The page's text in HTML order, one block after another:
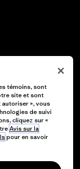
témoins, sont
site et sont
», vous
de suivi
cliquez sur «
Avis sur la
pour en savoir